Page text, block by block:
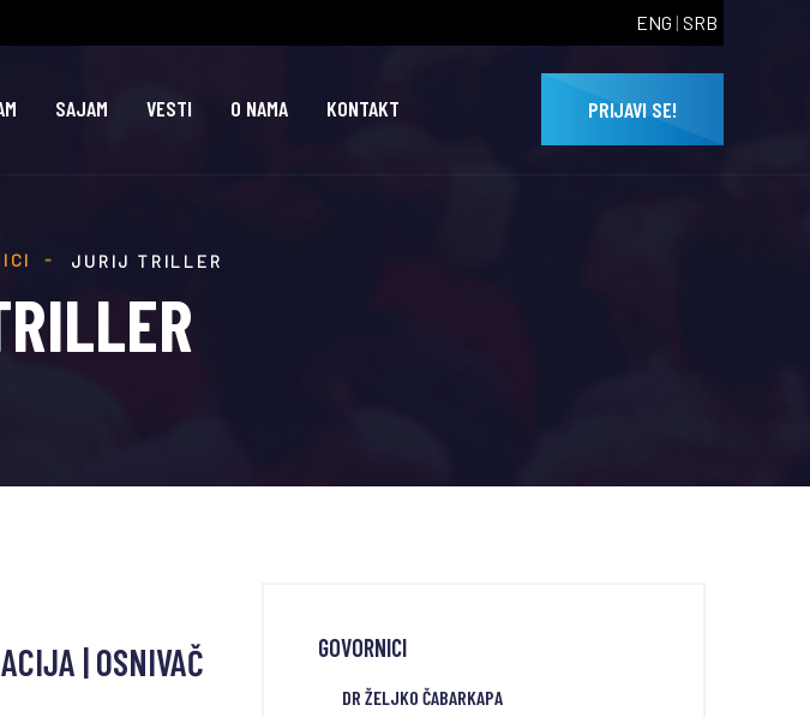
ENG | SRB
SAJAM VESTI O NAMA KONTAKT PRIJAVI SE!
JURIJ TRILLER
| OSNIVAČ
GOVORNICI
DR ŽELJKO ČABARKAPA